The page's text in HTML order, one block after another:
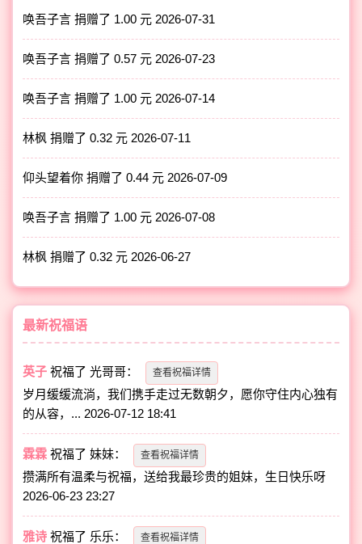
唤吾子言 捐赠了 1.00 元 2026-07-31
唤吾子言 捐赠了 0.57 元 2026-07-23
唤吾子言 捐赠了 1.00 元 2026-07-14
林枫 捐赠了 0.32 元 2026-07-11
仰头望着你 捐赠了 0.44 元 2026-07-09
唤吾子言 捐赠了 1.00 元 2026-07-08
林枫 捐赠了 0.32 元 2026-06-27
最新祝福语
英子 祝福了光哥哥： 查看祝福详情
岁月缓缓流淌，我们携手走过无数朝夕，愿你守住内心独有
的从容，... 2026-07-12 18:41
霖霖 祝福了妹妹： 查看祝福详情
攒满所有温柔与祝福，送给我最珍贵的姐妹，生日快乐呀
2026-06-23 23:27
雅诗 祝福了 乐乐： 查看祝福详情